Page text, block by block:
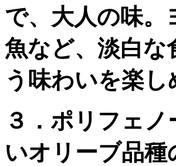
で、大人の味
魚など、淡白な
う味わいを楽し
３．ポリフェ
いオリーブ品